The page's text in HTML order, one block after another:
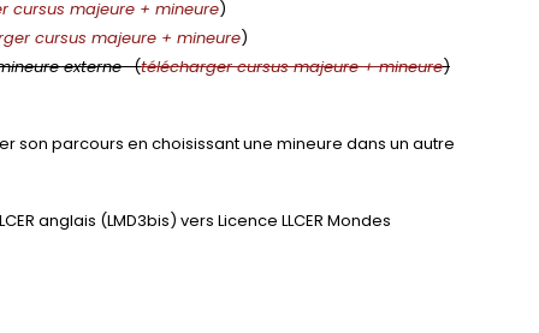
cursus majeure + mineure)
cursus majeure + mineure)
externe- (télécharger cursus majeure + mineure)
son parcours en choisissant une mineure dans un autre
anglais (LMD3bis) vers Licence LLCER Mondes